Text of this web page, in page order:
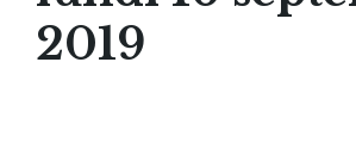
2019